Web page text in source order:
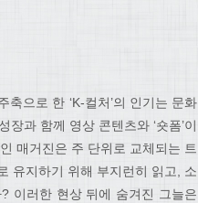
으로 한 ‘K-컬처’의 인기는 문화
과 함께 영상 콘텐츠와 ‘숏폼’이
매거진은 주 단위로 교체되는 트
유지하기 위해 부지런히 읽고, 소
이러한 현상 뒤에 숨겨진 그늘은